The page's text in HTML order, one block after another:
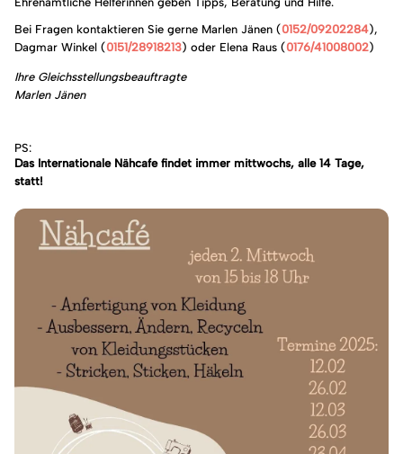
Bei Fragen kontaktieren Sie gerne Marlen Jänen (0152/09202284),
Dagmar Winkel (0151/28918213) oder Elena Raus (0176/41008002)
Ihre Gleichsstellungsbeauftragte
Marlen Jänen
PS:
Das Internationale Nähcafe findet immer mittwochs, alle 14 Tage,
statt!